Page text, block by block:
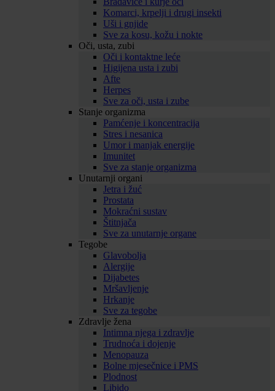
Komarci, krpelji i drugi insekti
Uši i gnjide
Sve za kosu, kožu i nokte
Oči, usta, zubi
Oči i kontaktne leće
Higijena usta i zubi
Afte
Herpes
Sve za oči, usta i zube
Stanje organizma
Pamćenje i koncentracija
Stres i nesanica
Umor i manjak energije
Imunitet
Sve za stanje organizma
Unutarnji organi
Jetra i žuć
Prostata
Mokraćni sustav
Štitnjača
Sve za unutarnje organe
Tegobe
Glavobolja
Alergije
Dijabetes
Mršavljenje
Hrkanje
Sve za tegobe
Zdravlje žena
Intimna njega i zdravlje
Trudnoća i dojenje
Menopauza
Bolne mjesečnice i PMS
Plodnost
Libido